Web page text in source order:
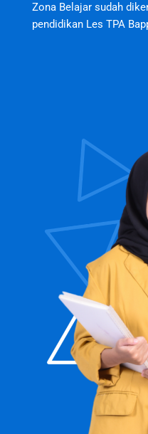
Zona Belajar sudah
pendidikan Les TPA